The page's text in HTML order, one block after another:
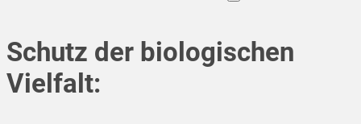
Schutz der biologischen
Vielfalt: